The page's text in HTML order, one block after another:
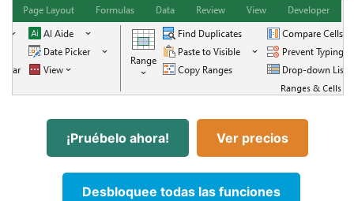
¡Pruébelo ahora! Ver precios
Desbloquee todas las funciones